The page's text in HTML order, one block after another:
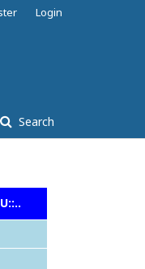
Search
Login